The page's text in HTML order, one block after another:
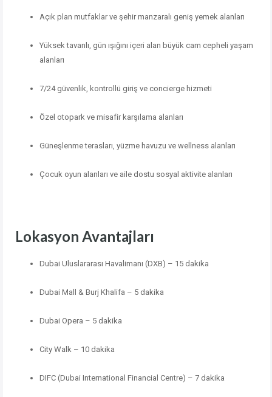
Açık plan mutfaklar ve şehir manzaralı geniş yemek alanları
Yüksek tavanlı, gün ışığını içeri alan büyük cam cepheli yaşam
alanları
7/24 güvenlik, kontrollü giriş ve concierge hizmeti
Özel otopark ve misafir karşılama alanları
Güneşlenme terasları, yüzme havuzu ve wellness alanları
Çocuk oyun alanları ve aile dostu sosyal aktivite alanları
Lokasyon Avantajları
Dubai Uluslararası Havalimanı (DXB) – 15 dakika
Dubai Mall & Burj Khalifa – 5 dakika
Dubai Opera – 5 dakika
City Walk – 10 dakika
DIFC (Dubai International Financial Centre) – 7 dakika